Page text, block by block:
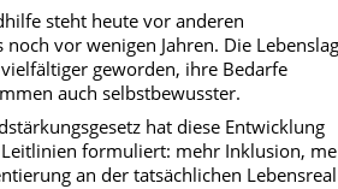
steht heute vor anderen
vor wenigen Jahren. Die
geworden, ihre Bedarfe
auch selbstbewusster.
hat diese Entwicklung
formuliert: mehr Inklusion,
an der tatsächlichen